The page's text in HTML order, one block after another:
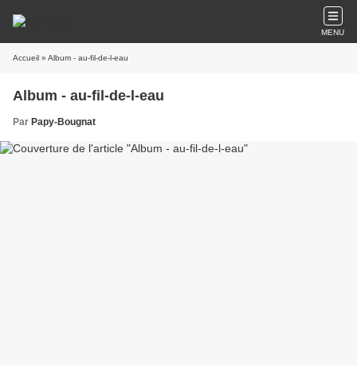
MENU
Accueil » Album - au-fil-de-l-eau
Album - au-fil-de-l-eau
Par Papy-Bougnat